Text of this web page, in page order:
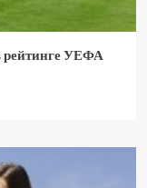
рейтинге УЕФА